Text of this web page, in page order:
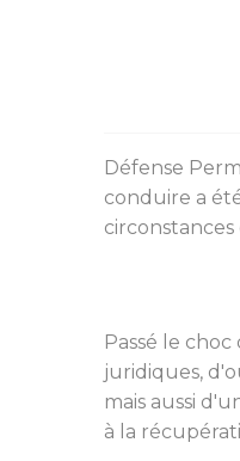
Défense
conduire a
Passé le
juridiques,
mais aussi
à la